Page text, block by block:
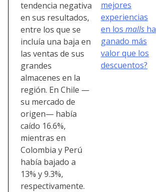
tendencia negativa
en sus resultados,
entre los que se
incluía una baja en
las ventas de sus
grandes
almacenes en la
región. En Chile —
su mercado de
origen— había
caído 16.6%,
mientras en
Colombia y Perú
había bajado a
13% y 9.3%,
respectivamente.
mejores
experiencias
en los malls ha
ganado más
valor que los
descuentos?